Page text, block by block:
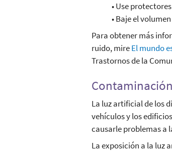
• Use
• Baje el
Para obtener más
ruido, mireEl mundo
Trastornos de la
La luz artificial de los
vehículos y los
causarle problemas a
La exposición a la luz